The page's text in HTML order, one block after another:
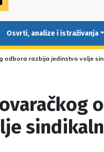
Osvrti, analize i istraživanja
odbora razbija jedinstvo volje